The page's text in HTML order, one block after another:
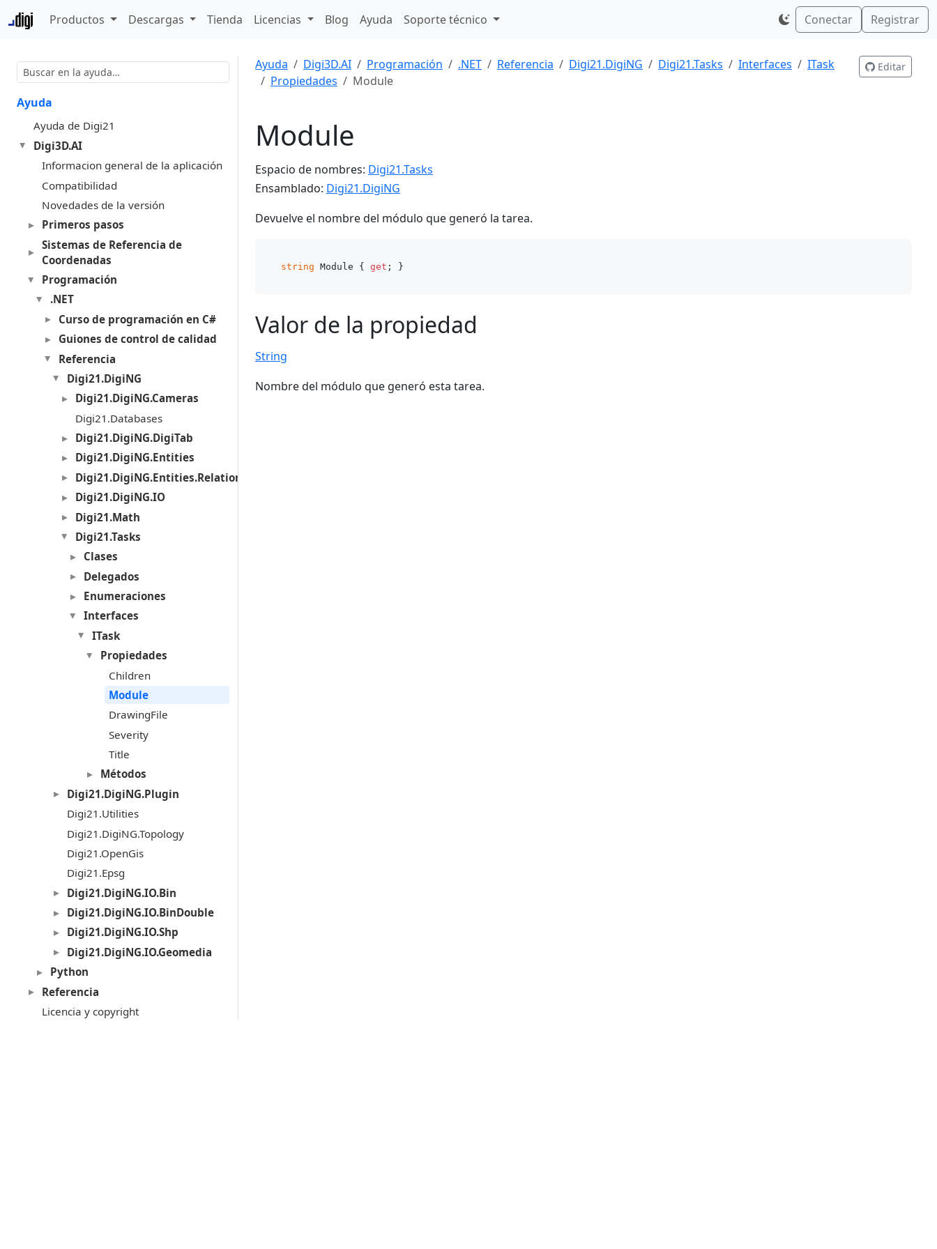
Productos Descargas Tienda Licencias Blog Ayuda Soporte técnico Conectar Registrar
Ayuda
Ayuda de Digi21
Digi3D.AI
Informacion general de la aplicación
Compatibilidad
Novedades de la versión
Primeros pasos
Sistemas de Referencia de
Coordenadas
Programación
.NET
Curso de programación en C#
Guiones de control de calidad
Referencia
Digi21.DigiNG
Digi21.DigiNG.Cameras
Digi21.Databases
Digi21.DigiNG.DigiTab
Digi21.DigiNG.Entities
Digi21.DigiNG.Entities.Relations
Digi21.DigiNG.IO
Digi21.Math
Digi21.Tasks
Clases
Delegados
Enumeraciones
Interfaces
ITask
Propiedades
Children
Module
DrawingFile
Severity
Title
Métodos
Digi21.DigiNG.Plugin
Digi21.Utilities
Digi21.DigiNG.Topology
Digi21.OpenGis
Digi21.Epsg
Digi21.DigiNG.IO.Bin
Digi21.DigiNG.IO.BinDouble
Digi21.DigiNG.IO.Shp
Digi21.DigiNG.IO.Geomedia
Python
Referencia
Licencia y copyright
Ayuda Digi3D.AI Programación .NET Referencia Digi21.DigiNG Digi21.Tasks Interfaces
ITask
Propiedades
Module
Editar
Module
Espacio de nombres: Digi21.Tasks
Ensamblado: Digi21.DigiNG
Devuelve el nombre del módulo que generó la tarea.
string Module { get
Valor de la propiedad
String
Nombre del módulo que generó esta tarea.